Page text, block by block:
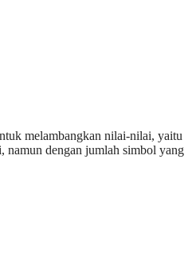
melambangkan nilai-nilai, yaitu
namun dengan jumlah simbol yang